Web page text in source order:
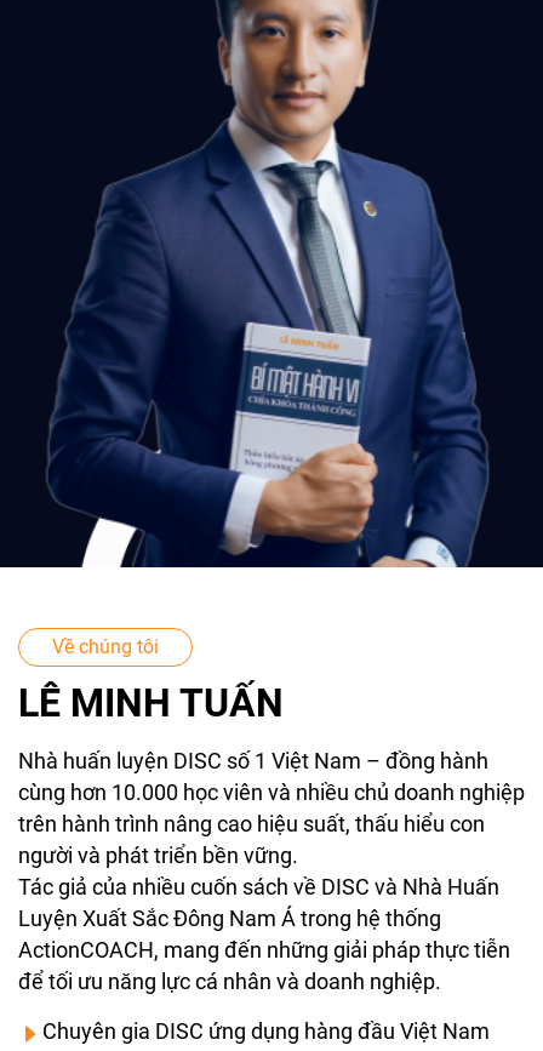
Về chúng tôi
LÊ MINH TUẤN
Nhà huấn luyện DISC số 1 Việt Nam – đồng hành
cùng hơn 10.000 học viên và nhiều chủ doanh nghiệp
trên hành trình nâng cao hiệu suất, thấu hiểu con
người và phát triển bền vững.
Tác giả của nhiều cuốn sách về DISC và Nhà Huấn
Luyện Xuất Sắc Đông Nam Á trong hệ thống
ActionCOACH, mang đến những giải pháp thực tiễn
để tối ưu năng lực cá nhân và doanh nghiệp.
Chuyên gia DISC ứng dụng hàng đầu Việt Nam